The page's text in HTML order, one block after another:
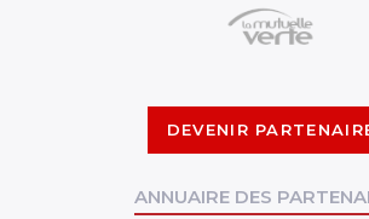
DEVENIR
ANNUAIRE DES